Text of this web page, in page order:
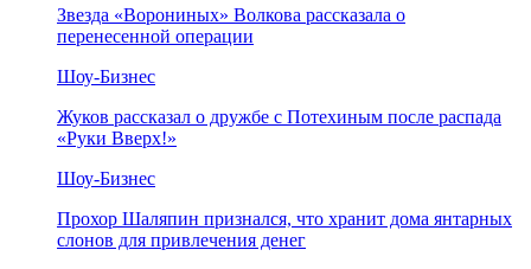
Звезда «Ворониных» Волкова рассказала о
перенесенной операции
Шоу-Бизнес
Жуков рассказал о дружбе с Потехиным после распада
«Руки Вверх!»
Шоу-Бизнес
Прохор Шаляпин признался, что хранит дома янтарных
слонов для привлечения денег